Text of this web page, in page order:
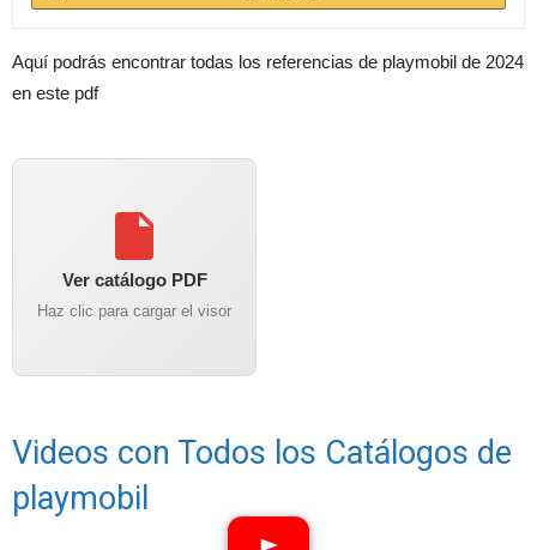
Aquí podrás encontrar todas los referencias de playmobil de 2024
en este pdf
Ver catálogo PDF
Haz clic para cargar el visor
Videos con Todos los Catálogos de
playmobil